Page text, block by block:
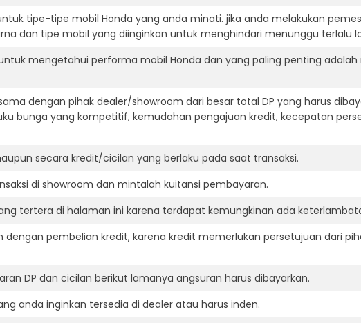
tipe-tipe mobil Honda yang anda minati. jika anda melakukan
dan tipe mobil yang diinginkan untuk menghindari menunggu terlalu
mengetahui performa mobil Honda dan yang paling penting
dengan pihak dealer/showroom dari besar total DP yang harus
bunga yang kompetitif, kemudahan pengajuan kredit, kecepatan
secara kredit/cicilan yang berlaku pada saat transaksi.
di showroom dan mintalah kuitansi pembayaran.
tertera di halaman ini karena terdapat kemungkinan ada
pembelian kredit, karena kredit memerlukan persetujuan dari
DP dan cicilan berikut lamanya angsuran harus dibayarkan.
anda inginkan tersedia di dealer atau harus inden.